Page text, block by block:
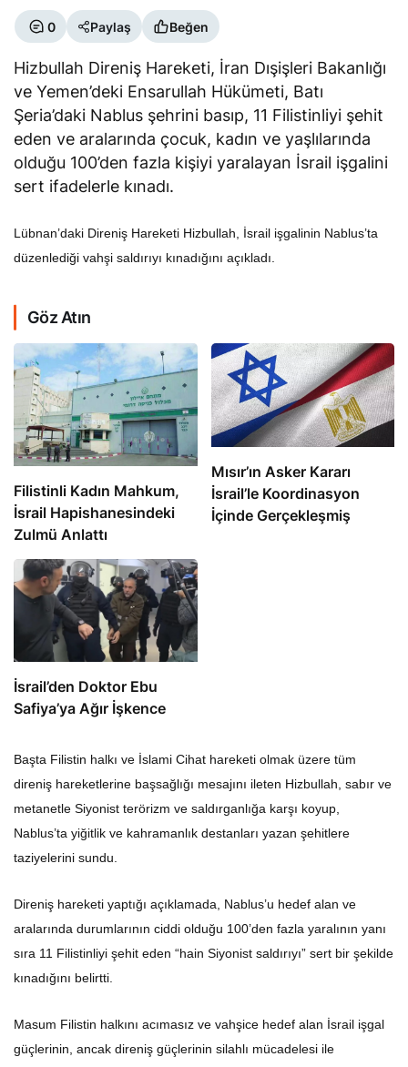
0 Paylaş Beğen
Hizbullah Direniş Hareketi, İran Dışişleri Bakanlığı
ve Yemen’deki Ensarullah Hükümeti, Batı
Şeria’daki Nablus şehrini basıp, 11 Filistinliyi şehit
eden ve aralarında çocuk, kadın ve yaşlılarında
olduğu 100’den fazla kişiyi yaralayan İsrail işgalini
sert ifadelerle kınadı.
Lübnan’daki Direniş Hareketi Hizbullah, İsrail işgalinin Nablus’ta
düzenlediği vahşi saldırıyı kınadığını açıkladı.
Göz Atın
Filistinli Kadın Mahkum,
İsrail Hapishanesindeki
Zulmü Anlattı
Mısır’ın Asker Kararı
İsrail’le Koordinasyon
İçinde Gerçekleşmiş
İsrail’den Doktor Ebu
Safiya’ya Ağır İşkence
Başta Filistin halkı ve İslami Cihat hareketi olmak üzere tüm
direniş hareketlerine başsağlığı mesajını ileten Hizbullah, sabır ve
metanetle Siyonist terörizm ve saldırganlığa karşı koyup,
Nablus’ta yiğitlik ve kahramanlık destanları yazan şehitlere
taziyelerini sundu.
Direniş hareketi yaptığı açıklamada, Nablus’u hedef alan ve
aralarında durumlarının ciddi olduğu 100’den fazla yaralının yanı
sıra 11 Filistinliyi şehit eden “hain Siyonist saldırıyı” sert bir şekilde
kınadığını belirtti.
Masum Filistin halkını acımasız ve vahşice hedef alan İsrail işgal
güçlerinin, ancak direniş güçlerinin silahlı mücadelesi ile